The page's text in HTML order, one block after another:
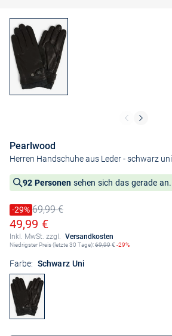
Pearlwood
Herren Handschuhe aus Leder- schwarz uni
92 Personen sehen sich das gerade an.
Preis reduziert um
-29%
Alter Preis69,99 €
Ermäßigter Preis
49,99 €
Inkl. MwSt. zzgl. Versandkosten
Niedrigster Preis (letzte 30 Tage):69,99€ -29%
Farbe: Schwarz Uni